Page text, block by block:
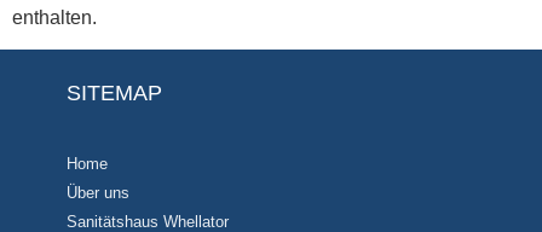
enthalten.
SITEMAP
Home
Über uns
Sanitätshaus Whellator